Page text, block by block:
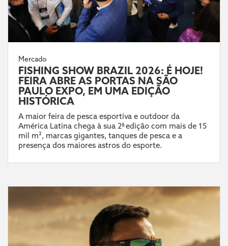
Mercado
FISHING SHOW BRAZIL 2026: É HOJE!
FEIRA ABRE AS PORTAS NA SÃO
PAULO EXPO, EM UMA EDIÇÃO
HISTÓRICA
A maior feira de pesca esportiva e outdoor da
América Latina chega à sua 2ª edição com mais de 15
mil m², marcas gigantes, tanques de pesca e a
presença dos maiores astros do esporte.